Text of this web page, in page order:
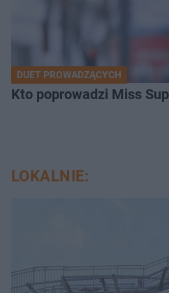
DUET PROWADZĄCYCH
Kto poprowadzi Miss
LOKALNIE: